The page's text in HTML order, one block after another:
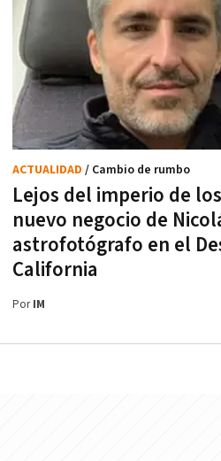
Lejos del imperio de
nuevo negocio de
astrofotógrafo en el
California
ACTUALIDAD / Cambio de rumbo
PorIM